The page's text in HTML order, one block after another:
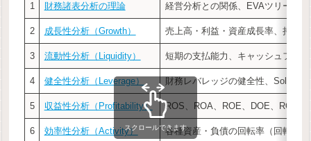
1 財務諸表分析の理論 経営分析との関係、EVAツリー
2 成長性分析（Growth） 売上高・利益・資産成長率、持続
3 流動性分析（Liquidity） 短期の支払能力、キャッシュフロ
4 健全性分析（Leverage） 財務レバレッジの健全性、
5 収益性分析（Profitability） ROS、ROA、ROE、DOE、ROIC
6 効率性分析（Activity） 各種資産・負債の回転率（回転日
スクロールできます